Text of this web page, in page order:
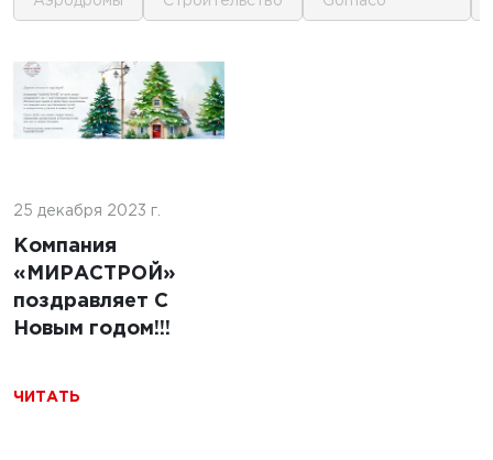
25 декабря 2023 г.
Компания
«МИРАСТРОЙ»
поздравляет С
Новым годом!!!
ЧИТАТЬ
для